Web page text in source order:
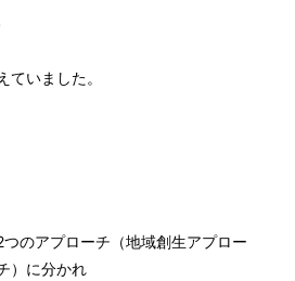
いました。
のアプローチ（地域創生アプロー
）に分かれ